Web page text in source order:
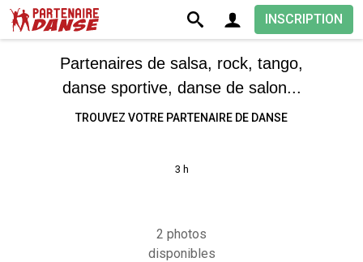
INSCRIPTION
Partenaires de salsa, rock, tango,
danse sportive, danse de salon...
TROUVEZ VOTRE PARTENAIRE DE DANSE
3 h
2 photos
disponibles